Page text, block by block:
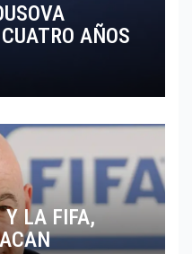
AÑOS
LA FIFA,